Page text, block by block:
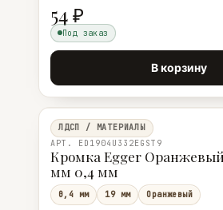
54 ₽
Под заказ
В корзину
ЛДСП / МАТЕРИАЛЫ
АРТ. ED1904U332EGST9
Кромка Egger Оранжевый
мм 0,4 мм
0,4 мм 19 мм Оранжевый